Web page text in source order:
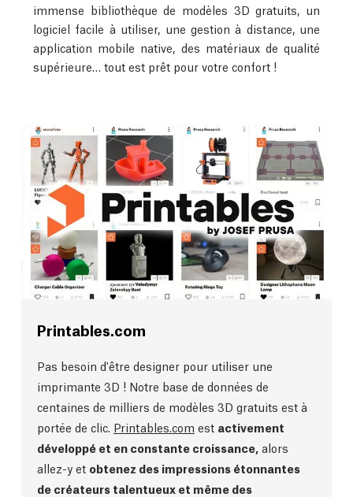
immense bibliothèque de modèles 3D gratuits, un
logiciel facile à utiliser, une gestion à distance, une
application mobile native, des matériaux de qualité
supérieure… tout est prêt pour votre confort !
Printables.com
Pas besoin d'être designer pour utiliser une
imprimante 3D ! Notre base de données de
centaines de milliers de modèles 3D gratuits est à
portée de clic. Printables.com est activement
développé et en constante croissance, alors
allez-y et obtenez des impressions étonnantes
de créateurs talentueux et même des